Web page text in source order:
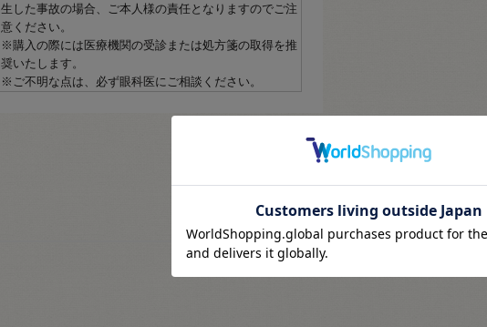
生した事故の場合、ご本人様の責任となりますのでご注
意ください。
※購入の際には医療機関の受診または処方箋の取得を推
奨いたします。
※ご不明な点は、必ず眼科医にご相談ください。